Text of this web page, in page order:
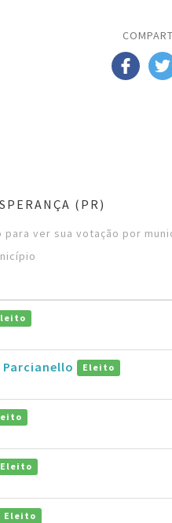
(PR)
para ver sua votação por
Parcianello Eleito
Eleito
Eleito